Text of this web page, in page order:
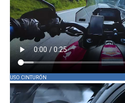
USO CINTURÓN